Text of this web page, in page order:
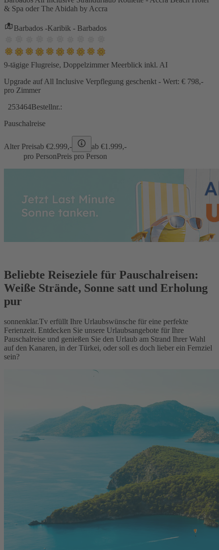
& Spa oder The Abidah by Accra
Barbados -Karibik - Barbados
9-tägige Flugreise, Doppelzimmer Meerblick inkl. AI
Upgrade auf All Inclusive Verpflegung geschenkt - Wert: € 798,-
pro Zimmer
253464Bestellnr.:
Pauschalreise
Alter Preisab €2.999,- ab €1.999,-
pro PersonPreis pro Person
Beliebte Reiseziele für Pauschalreisen:
Weiße Strände, Sonne satt und Erholung
pur
sonnenklar.Tv erfüllt Ihre Urlaubswünsche für eine perfekte
Ferienzeit. Entdecken Sie unsere Urlaubsangebote für Ihre
Pauschalreise und genießen Sie den Urlaub am Strand Ihrer Wahl
auf den Kanaren, in der Türkei, oder soll es doch lieber ein Fernziel
sein?